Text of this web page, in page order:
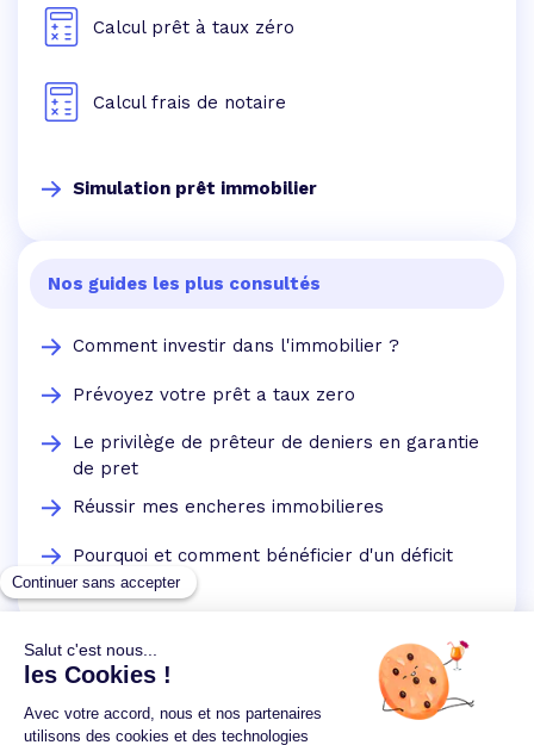
Calcul prêt à taux zéro
Calcul frais de notaire
Simulation prêt immobilier
Nos guides les plus consultés
Comment investir dans l'immobilier ?
Prévoyez votre prêt a taux zero
Le privilège de prêteur de deniers en garantie
de pret
Réussir mes encheres immobilieres
Pourquoi et comment bénéficier d'un déficit
foncier ?
Un crédit vous engage et doit être remboursé.